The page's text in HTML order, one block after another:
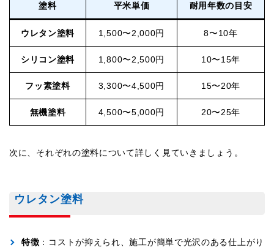
塗料 平米単価 耐用年数の目安
ウレタン塗料 1,500〜2,000円 8〜10年
シリコン塗料 1,800〜2,500円 10〜15年
フッ素塗料 3,300〜4,500円 15〜20年
無機塗料 4,500〜5,000円 20〜25年
次に、それぞれの塗料について詳しく見ていきましょう。
ウレタン塗料
特徴 ：コストが抑えられ、施工が簡単で光沢のある仕上がり